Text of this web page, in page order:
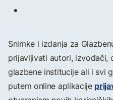
Snimke i izdanja za
prijavljivati autori, izvođači,
glazbene institucije ali i svi
putem online aplikacije